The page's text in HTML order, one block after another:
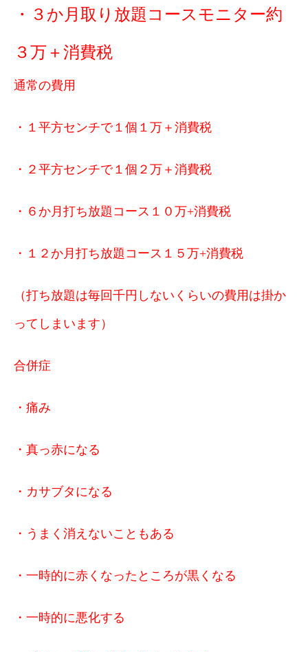
・３か月取り放題コースモニター約
３万＋消費税
通常の費用
・１平方センチで１個１万＋消費税
・２平方センチで１個２万＋消費税
・６ か月打ち放題コース１０万+消費税
・１２か月打ち放題コース１５万+消費税
（打ち放題は毎回千円しないくらいの費用は掛か
ってしまいます）
合併症
・痛み
・真っ赤になる
・カサブタになる
・うまく消えないこともある
・一時的に赤くなったところが黒くなる
・一時的に悪化する